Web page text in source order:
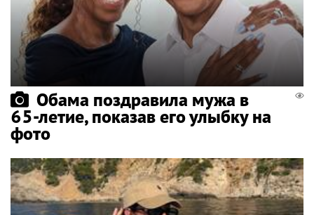
Обама поздравила мужа в
65-летие, показав его улыбку на
фото